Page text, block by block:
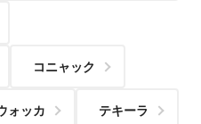
コニャック
ォッカ テキーラ